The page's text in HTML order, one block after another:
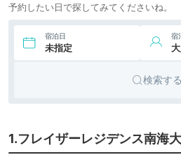
9.MIMARU大阪 難波
STATION
10.ランドーホテルな
11.エスリードホテル
12.TAKUTO HOTEL
予約したい日で探してみてくださいね。
宿泊日
未指定
宿
検索する
1.フレイザーレジデンス南海